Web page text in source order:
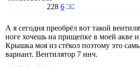
228 6
А я сегодня преобрёл вот такой
ноге хочешь на прищепке в моей акве и
Крышка моя из стёкол поэтому это
вариант. Вентилятор 7 инч.